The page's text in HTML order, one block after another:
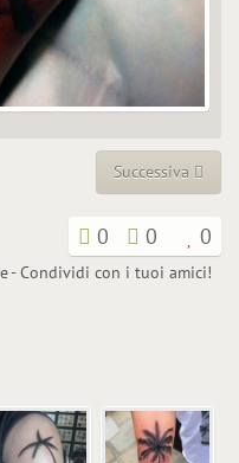
Successiva
0 0 0
- Condividi con i tuoi amici!